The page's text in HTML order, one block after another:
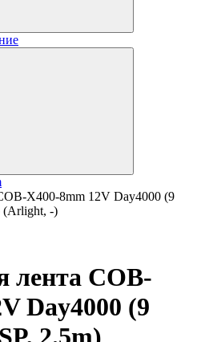
X400-8mm 12V Day4000 (9
(Arlight, -)
лента COB-
Day4000 (9